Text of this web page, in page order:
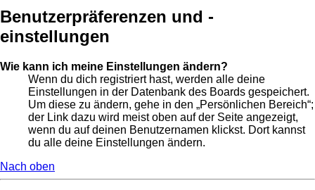
Benutzerpräferenzen und -
einstellungen
Wie kann ich meine Einstellungen ändern?
Wenn du dich registriert hast, werden alle deine
Einstellungen in der Datenbank des Boards gespeichert.
Um diese zu ändern, gehe in den „Persönlichen Bereich“;
der Link dazu wird meist oben auf der Seite angezeigt,
wenn du auf deinen Benutzernamen klickst. Dort kannst
du alle deine Einstellungen ändern.
Nach oben